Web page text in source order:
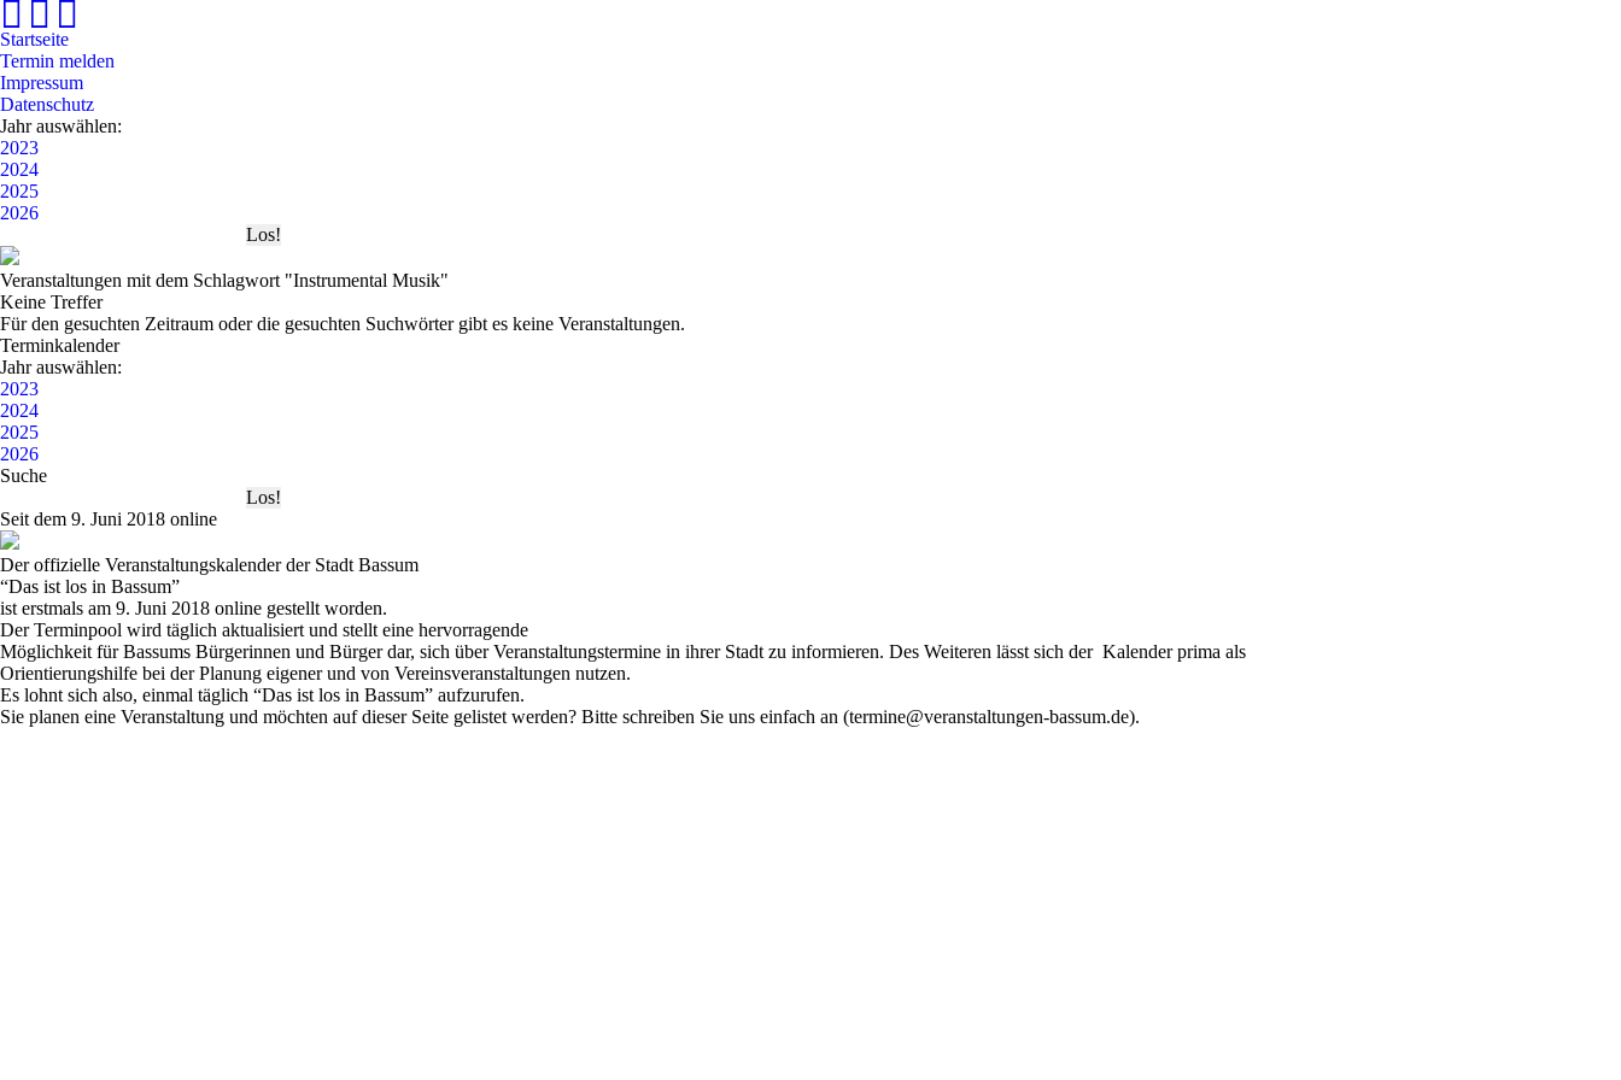
Startseite
Termin melden
Impressum
Datenschutz
Jahr auswählen:
2023
2024
2025
2026
Veranstaltungen mit dem Schlagwort "Instrumental Musik"
Keine Treffer
Für den gesuchten Zeitraum oder die gesuchten Suchwörter gibt es keine Veranstaltungen.
Terminkalender
Jahr auswählen:
2023
2024
2025
2026
Suche
Seit dem 9. Juni 2018 online
Der offizielle Veranstaltungskalender der Stadt Bassum
“Das ist los in Bassum”
ist erstmals am 9. Juni 2018 online gestellt worden.
Der Terminpool wird täglich aktualisiert und stellt eine hervorragende
Möglichkeit für Bassums Bürgerinnen und Bürger dar, sich über Veranstaltungstermine in ihrer Stadt zu informieren. Des Weiteren lässt sich der Kalender prima als
Orientierungshilfe bei der Planung eigener und von Vereinsveranstaltungen nutzen.
Es lohnt sich also, einmal täglich “Das ist los in Bassum” aufzurufen.
Sie planen eine Veranstaltung und möchten auf dieser Seite gelistet werden? Bitte schreiben Sie uns einfach an (termine@veranstaltungen-bassum.de).